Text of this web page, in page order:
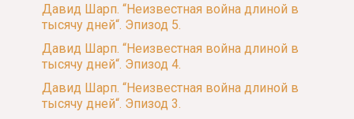
Давид Шарп. “Неизвестная война длиной в
тысячу дней“. Эпизод 5.
Давид Шарп. “Неизвестная война длиной в
тысячу дней“. Эпизод 4.
Давид Шарп. “Неизвестная война длиной в
тысячу дней“. Эпизод 3.